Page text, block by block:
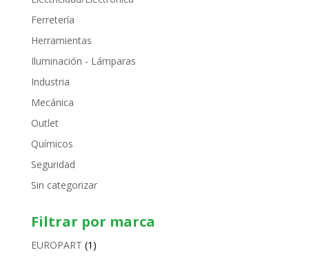
Ferretería
Herramientas
Iluminación - Lámparas
Industria
Mecánica
Outlet
Químicos
Seguridad
Sin categorizar
Filtrar por marca
EUROPART (1)